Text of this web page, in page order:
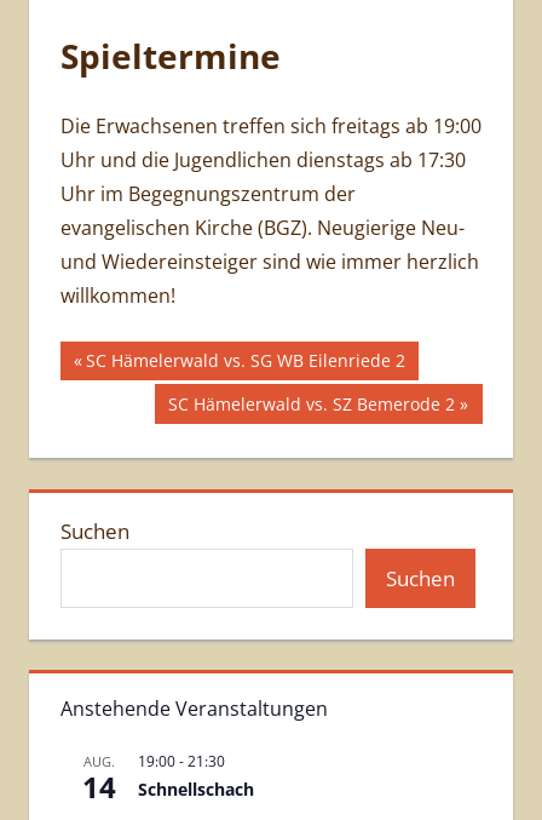
Spieltermine
Die Erwachsenen treffen sich freitags ab 19:00
Uhr und die Jugendlichen dienstags ab 17:30
Uhr im Begegnungszentrum der
evangelischen Kirche (BGZ). Neugierige Neu-
und Wiedereinsteiger sind wie immer herzlich
willkommen!
Beitragsnavigation
Vorheriger
SC Hämelerwald vs. SG WB Eilenriede 2
Nächster
Beitrag:
SC Hämelerwald vs. SZ Bemerode 2
Suchen
Suchen
Anstehende Veranstaltungen
AUG.
14
19:00-21:30
Schnellschach